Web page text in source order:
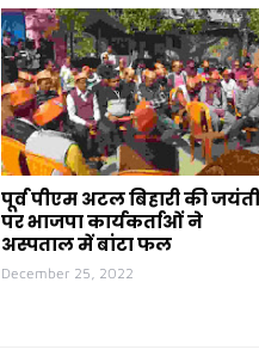
पूर्व पीएम अटल बिहारी की जयंती
पर भाजपा कार्यकर्ताओं ने
अस्पताल में बांटा फल
December 25, 2022